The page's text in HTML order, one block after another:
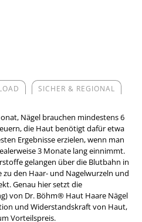
SICHER & REGIONAL
Nägel brauchen mindestens 6
die Haut benötigt dafür etwa
Ergebnisse erzielen, wenn man
3 Monate lang einnimmt.
gelangen über die Blutbahn in
den Haar- und Nagelwurzeln und
Genau hier setzt die
von Dr. Böhm® Haut Haare Nägel
und Widerstandskraft von Haut,
Vorteilspreis.